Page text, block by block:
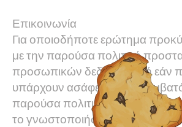
Επικοινωνία
Για οποιοδήποτε ερώτημα
με την παρούσα πολιτική
προσωπικών δεδομένων ή εάν
υπάρχουν ασάφειες και
παρούσα πολιτική από τη μεριά
το γνωστοποιήσετε στον